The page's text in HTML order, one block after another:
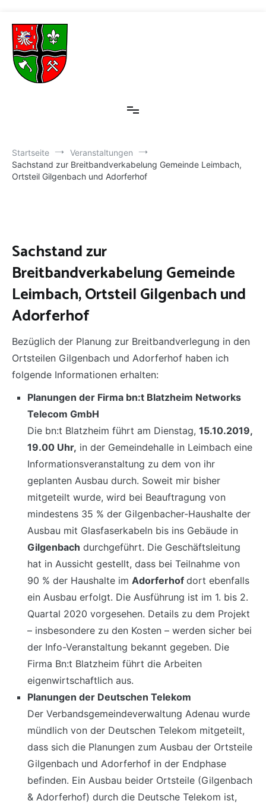
Inhalt
springen
Startseite
Veranstaltungen
Sachstand zur Breitbandverkabelung Gemeinde Leimbach,
Ortsteil Gilgenbach und Adorferhof
Sachstand zur
Breitbandverkabelung Gemeinde
Leimbach, Ortsteil Gilgenbach und
Adorferhof
Bezüglich der Planung zur Breitbandverlegung in den
Ortsteilen Gilgenbach und Adorferhof haben ich
folgende Informationen erhalten:
Planungen der Firma bn:t Blatzheim Networks
Telecom GmbH
Die bn:t Blatzheim führt am Dienstag, 15.10.2019,
19.00 Uhr, in der Gemeindehalle in Leimbach eine
Informationsveranstaltung zu dem von ihr
geplanten Ausbau durch. Soweit mir bisher
mitgeteilt wurde, wird bei Beauftragung von
mindestens 35 % der Gilgenbacher-Haushalte der
Ausbau mit Glasfaserkabeln bis ins Gebäude in
Gilgenbach durchgeführt. Die Geschäftsleitung
hat in Aussicht gestellt, dass bei Teilnahme von
90 % der Haushalte im Adorferhof dort ebenfalls
ein Ausbau erfolgt. Die Ausführung ist im 1. bis 2.
Quartal 2020 vorgesehen. Details zu dem Projekt
– insbesondere zu den Kosten – werden sicher bei
der Info-Veranstaltung bekannt gegeben. Die
Firma Bn:t Blatzheim führt die Arbeiten
eigenwirtschaftlich aus.
Planungen der Deutschen Telekom
Der Verbandsgemeindeverwaltung Adenau wurde
mündlich von der Deutschen Telekom mitgeteilt,
dass sich die Planungen zum Ausbau der Ortsteile
Gilgenbach und Adorferhof in der Endphase
befinden. Ein Ausbau beider Ortsteile (Gilgenbach
& Adorferhof) durch die Deutsche Telekom ist,